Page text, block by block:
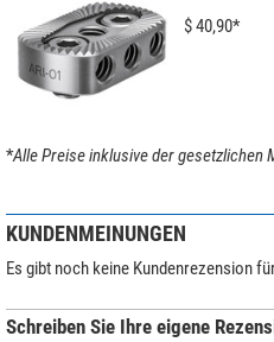
$ 40,90*
*Alle Preise inklusive der gesetzlichen
KUNDENMEINUNGEN
Es gibt noch keine Kundenrezension
Schreiben Sie Ihre eigene